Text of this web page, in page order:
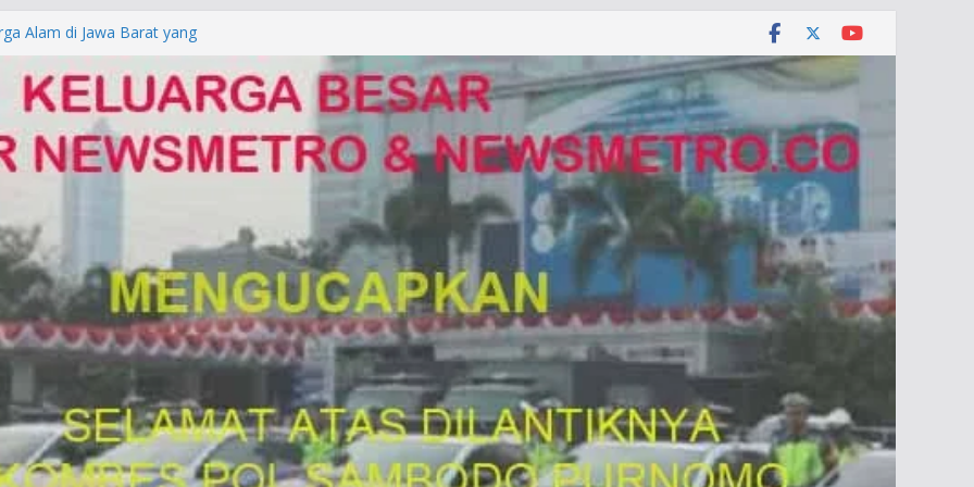
Alam di Jawa Barat yang
KUHAP Baru 2026, Tegaskan
Dipidana
DENPASAR DAN
POLDA BALI DIDUGA
ke Mabes Polri
Palsu, Kapolres
SIM